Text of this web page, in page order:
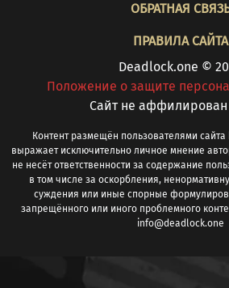
ОБРАТНАЯ
ПРАВИЛА САЙТА
Deadlock.one ©
Положение о защите
Cайт не аффилирован
Контент размещён пользователями
выражает исключительно личное мнение
не несёт ответственности за содержание
в том числе за оскорбления,
суждения или иные спорные
запрещённого или иного проблемного
info@deadlock.one